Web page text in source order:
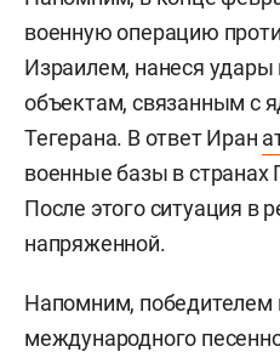
военную операцию
Израилем, нанеся
объектам, связанным с
Тегерана. В ответ Иран
военные базы в странах
После этого ситуация в
напряженной.
Напомним, победителем
международного